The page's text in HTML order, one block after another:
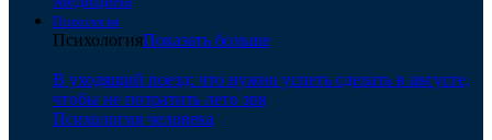
Психология
ПсихологияПоказать больше
В уходящий поезд: что нужно успеть сделать в августе,
чтобы не потратить лето зря
Психология человека